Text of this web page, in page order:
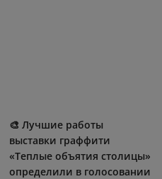
🎨 Лучшие работы
выставки граффити
«Теплые объятия столицы»
определили в голосовании